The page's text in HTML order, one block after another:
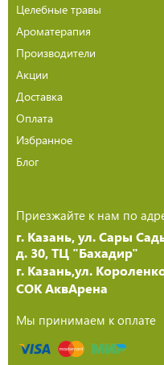
Целебные травы
Ароматерапия
Производители
Акции
Доставка
Оплата
Избранное
Блог
Приезжайте к нам по
г. Казань, ул. Сары
д. 30, ТЦ "Бахадир"
г. Казань,ул.
СОК АквАрена
Мы принимаем к оплате